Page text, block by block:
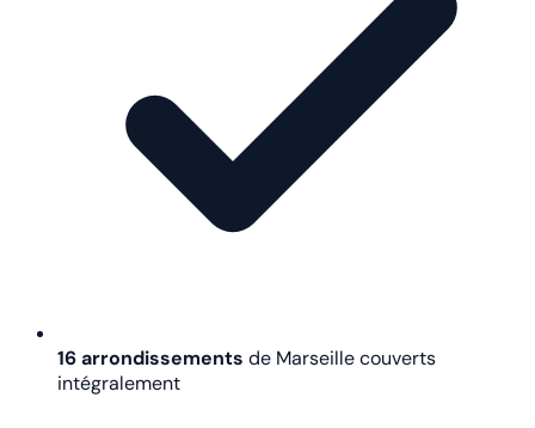
16 arrondissements de Marseille couverts
intégralement